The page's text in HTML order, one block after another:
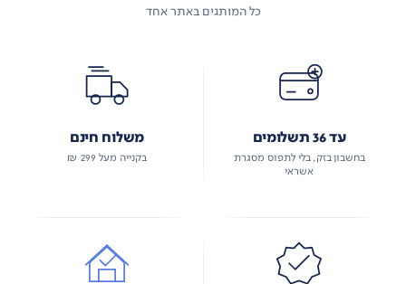
כל המותגים באתר אחד
עד 36 תשלומים
בחשבון בזק, בלי לתפוס מסגרת
אשראי
משלוח חינם
בקנייה מעל 299 ₪